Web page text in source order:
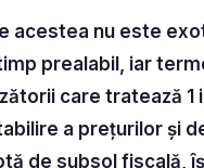
acestea nu este
prealabil, iar
care tratează 1
a prețurilor și
de subsol fiscală,